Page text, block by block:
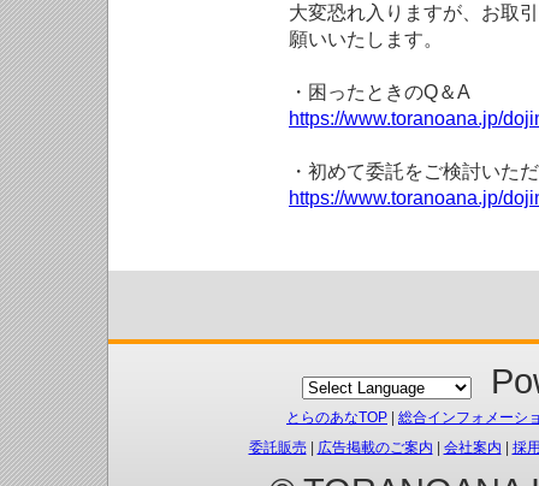
大変恐れ入りますが、お取
願いいたします。
・困ったときのQ＆A
https://www.toranoana.jp/
・初めて委託をご検討いた
https://www.toranoana.jp/
とらのあなTOP
総合インフォメーシ
委託販売| 広告掲載のご案内 会社案内 採